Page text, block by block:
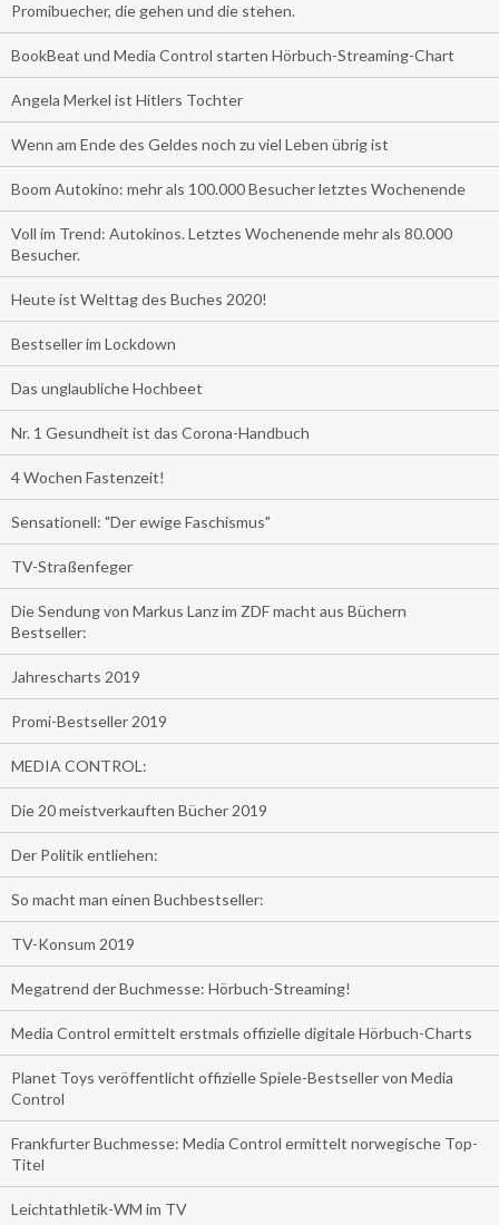
Promibuecher, die gehen und die stehen.
BookBeat und Media Control starten Hörbuch-Streaming-Chart
Angela Merkel ist Hitlers Tochter
Wenn am Ende des Geldes noch zu viel Leben übrig ist
Boom Autokino: mehr als 100.000 Besucher letztes Wochenende
Voll im Trend: Autokinos. Letztes Wochenende mehr als 80.000
Besucher.
Heute ist Welttag des Buches 2020!
Bestseller im Lockdown
Das unglaubliche Hochbeet
Nr. 1 Gesundheit ist das Corona-Handbuch
4 Wochen Fastenzeit!
Sensationell: "Der ewige Faschismus"
TV-Straßenfeger
Die Sendung von Markus Lanz im ZDF macht aus Büchern
Bestseller:
Jahrescharts 2019
Promi-Bestseller 2019
MEDIA CONTROL:
Die 20 meistverkauften Bücher 2019
Der Politik entliehen:
So macht man einen Buchbestseller:
TV-Konsum 2019
Megatrend der Buchmesse: Hörbuch-Streaming!
Media Control ermittelt erstmals offizielle digitale Hörbuch-Charts
Planet Toys veröffentlicht offizielle Spiele-Bestseller von Media
Control
Frankfurter Buchmesse: Media Control ermittelt norwegische Top-
Titel
Leichtathletik-WM im TV